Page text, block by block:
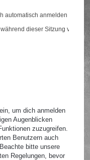
automatisch anmelden
dieser Sitzung
um dich anmelden
Augenblicken
zuzugreifen.
Benutzern auch
bitte unsere
Regelungen, bevor